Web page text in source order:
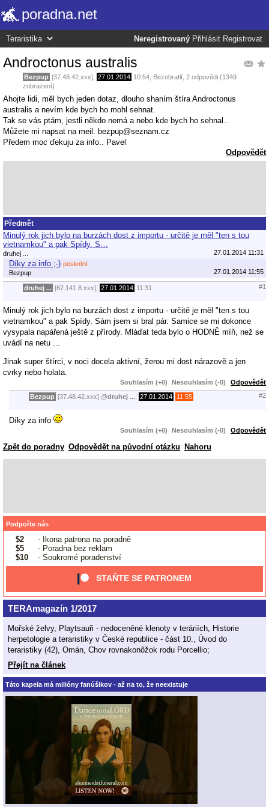
poradna.net
Neregistrovaný Přihlásit Registrovat
Androctonus australis
Bezpup [37.48.42.xxx], 27.01.2014 10:54 Bezobratlí , 2 odpovědi (1349
zobrazení)
Ahojte lidi, měl bych jeden dotaz, dlouho shaním štíra Androctonus
australis a nevím kde bych ho mohl sehnat.
Tak se vás ptám, jestli někdo nemá a nebo kde bych ho sehnal..
Můžete mi napsat na meil: bezpup@seznam.cz
Předem moc ďekuju za info.. Pavel
Odpovědět
Předmět
Minulý rok jich bylo na burzách dost z importu - určitě je měl "ten s tou
vietnamkou" a pak Spídy. S…
druhej ... 27.01.2014 11:31
Díky za info ;-) poslední
Bezpup
27.01.2014 11:55
druhej ... [62.141.8.xxx], 27.01.2014 11:31 #1
Minulý rok jich bylo na burzách dost z importu - určitě je měl "ten s tou
vietnamkou" a pak Spídy. Sám jsem si bral pár. Samice se mi dokonce
vysypala napářená ještě z přírody. Mláďat teda bylo o HODNĚ míň, než se
uvádí na netu ...
Jinak super štírci, v noci docela aktivní, žerou mi dost nárazově a jen
cvrky nebo holata.
Souhlasím (+0) Nesouhlasím (-0) Odpovědět
Bezpup [37.48.42.xxx] @druhej ... 27.01.2014 11:55 #2
Díky za info
Souhlasím (+0) Nesouhlasím (-0) Odpovědět
Zpět do poradny Odpovědět na původní otázku Nahoru
Podpořte nás
$2
- Ikona patrona na poradně
$5
- Poradna bez reklam
$10
- Soukromé poradenství
STAŇTE SE PATRONEM
TERAmagazín 1/2017
Mořské želvy, Playtsauři - nedoceněné klenoty v teráriích, Historie
herpetologie a teraristiky v České republice - část 10., Úvod do
teraristiky (42), Omán, Chov rovnakonôžok rodu Porcellio;
Přejít na článek
Táto kapela má milióny fanúšikov - až na to, že neexistuje